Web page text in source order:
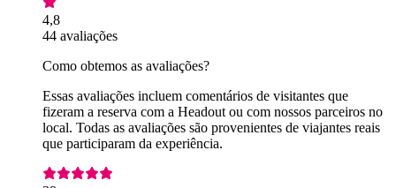
4,8
44 avaliações
Como obtemos as avaliações?
Essas avaliações incluem comentários de visitantes que
fizeram a reserva com a Headout ou com nossos parceiros no
local. Todas as avaliações são provenientes de viajantes reais
que participaram da experiência.